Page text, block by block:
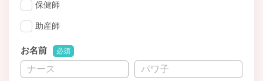
保健師
助産師
お名前 必須